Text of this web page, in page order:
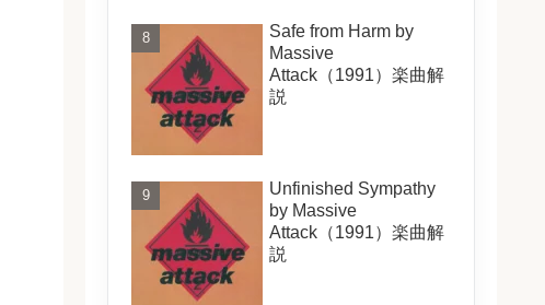
Safe from Harm by
Massive
Attack（1991）楽曲解
説
Unfinished Sympathy
by Massive
Attack（1991）楽曲解
説